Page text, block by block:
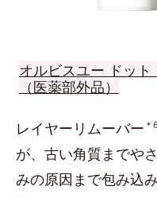
オルビスユー ドット
（医薬部外品）
レイヤーリムーバー ＊6
が、古い角質までや
みの原因まで包み込